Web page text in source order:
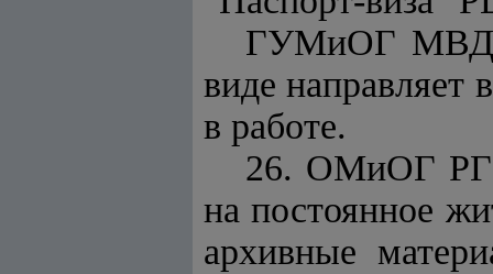
ГУМиОГ МВД
виде направляет
в работе.
26. ОМиОГ
на постоянное
архивные